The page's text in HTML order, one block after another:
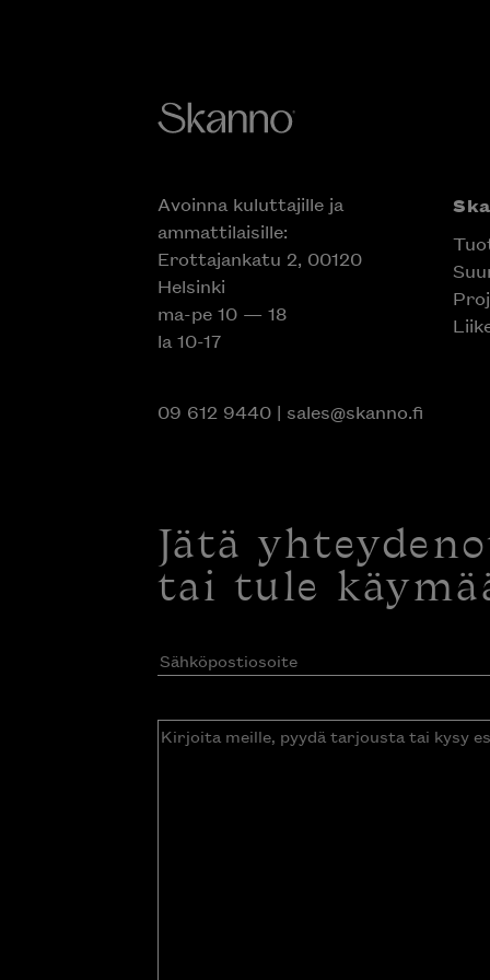
Avoinna kuluttajille ja
ammattilaisille:
Erottajankatu 2, 00120
Helsinki
ma-pe 10 — 18
la 10-17
09 612 9440| sales@skanno.fi
Jätä
tai tule
Sähköpostiosoite(Pakollinen)
Kirjoita